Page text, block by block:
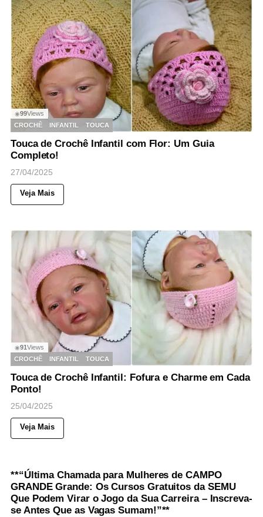
◉99Views
CROCHÊ
INFANTIL TOUCA
Touca de Crochê Infantil com Flor: Um Guia
Completo!
27/04/2025
Veja Mais
◉91 Views
CROCHÊ
INFANTIL TOUCA
Touca de Crochê Infantil: Fofura e Charme em Cada
Ponto!
25/04/2025
Veja Mais
**“Última Chamada para Mulheres de CAMPO
GRANDE Grande: Os Cursos Gratuitos da SEMU
Que Podem Virar o Jogo da Sua Carreira – Inscreva-
se Antes Que as Vagas Sumam!”**